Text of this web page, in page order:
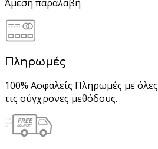
Άμεση παραλαβή
Πληρωμές
100% Ασφαλείς Πληρωμές με όλες
τις σύγχρονες μεθόδους.